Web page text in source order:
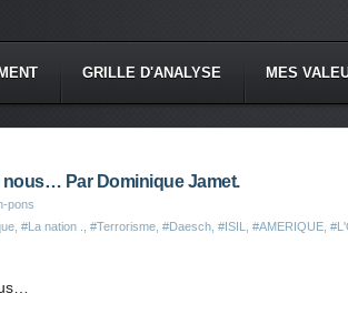
GRILLE D'ANALYSE MES
Par Dominique Jamet.
pons
#La nation . #Terrorisme #Daesch #ISIL #AMERIQUE